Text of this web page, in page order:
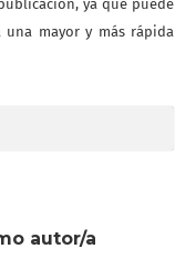
ya que puede
mayor y más rápida
autor/a